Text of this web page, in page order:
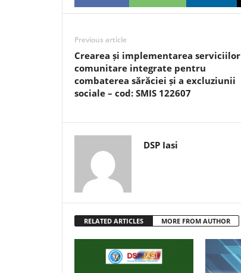
Previous article
Crearea și implementarea serviciilor
comunitare integrate pentru
combaterea sărăciei și a excluziunii
sociale – cod: SMIS 122607
DSP Iasi
RELATED ARTICLES MORE FROM AUTHOR